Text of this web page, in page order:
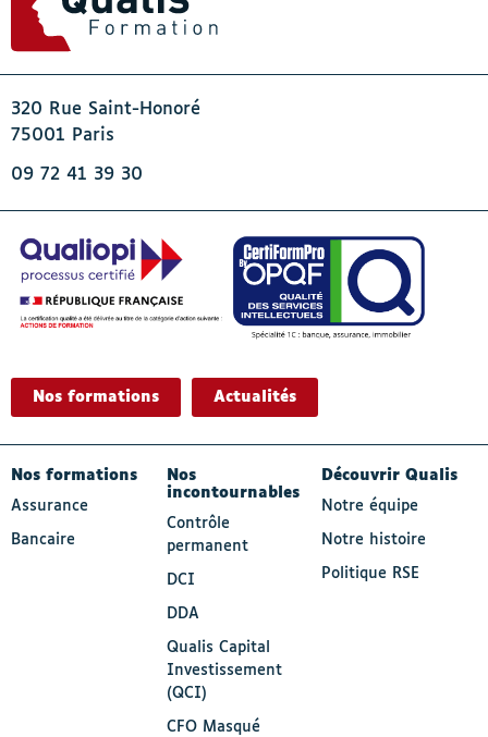
320 Rue Saint-Honoré
75001 Paris
09 72 41 39 30
Nos formations
Actualités
- Actif
Nos formations
Assurance
Bancaire
Nos
incontournables
Contrôle
permanent
DCI
DDA
Qualis Capital
Investissement
(QCI)
CFO Masqué
Découvrir Qualis
Notre équipe
Notre histoire
Politique RSE